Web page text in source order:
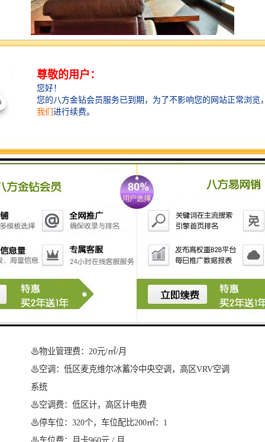
海信南方大厦
��后海总部基地,全球租赁��
♨占地面积：4322㎡
♨办公面积：约55000㎡
♨层数：34层（地下4层）
♨标准层面积： 约2000㎡（9米超宽柱距空间）
♨使用率：近75%的超高使用率
♨层高：4.2米
♨净高：*米
♨网络地板：150架空网络地板
♨电梯：16部三菱电梯（2台消防梯）
♨物业管理费：20元/㎡/月
♨空调：低区麦克维尔冰蓄冷中央空调，高区VRV空调
系统
♨空调费：低区计，高区计电费
♨停车位：320个，车位配比200㎡：1